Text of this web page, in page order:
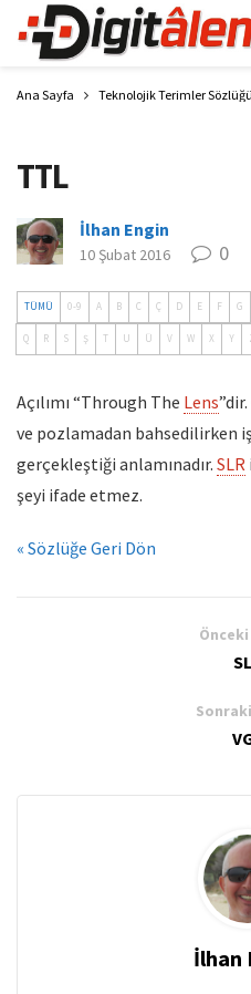
Ana Sayfa Teknolojik Terimler Sözlüğü
TTL
İlhan Engin
10 Şubat 2016 0
TÜMÜ 0-9 A B C Ç D E F G
Q R S Ş T U Ü V W X Y
Açılımı “Through The Lens
ve pozlamadan
gerçekleştiği anlamınadır. SLR
şeyi ifade etmez.
« Sözlüğe Geri Dön
İlhan